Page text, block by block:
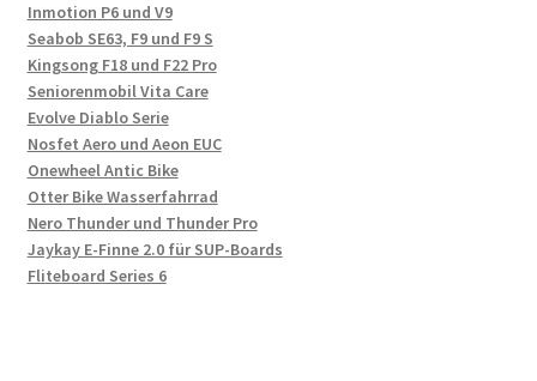
Inmotion P6 und V9
Seabob SE63, F9 und F9 S
Kingsong F18 und F22 Pro
Seniorenmobil Vita Care
Evolve Diablo Serie
Nosfet Aero und Aeon EUC
Onewheel Antic Bike
Otter Bike Wasserfahrrad
Nero Thunder und Thunder Pro
Jaykay E-Finne 2.0 für SUP-Boards
Fliteboard Series 6